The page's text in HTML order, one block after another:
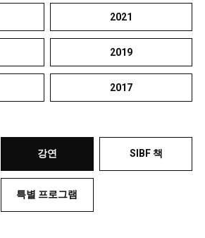
2021
2019
2017
강연 SIBF 책
특별 프로그램